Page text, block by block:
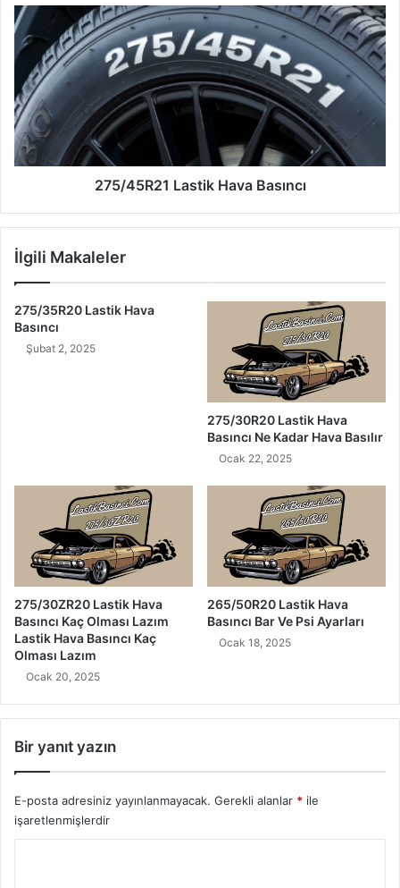
275/45R21
Lastik
Hava
Basıncı
275/45R21 Lastik Hava Basıncı
İlgili Makaleler
275/35R20 Lastik Hava
Basıncı
Şubat 2, 2025
275/30R20 Lastik Hava
Basıncı Ne Kadar Hava Basılır
Ocak 22, 2025
275/30ZR20 Lastik Hava
Basıncı Kaç Olması Lazım
Lastik Hava Basıncı Kaç
Olması Lazım
Ocak 20, 2025
265/50R20 Lastik Hava
Basıncı Bar Ve Psi Ayarları
Ocak 18, 2025
Bir yanıt yazın
E-posta adresiniz yayınlanmayacak. Gerekli alanlar * ile
işaretlenmişlerdir